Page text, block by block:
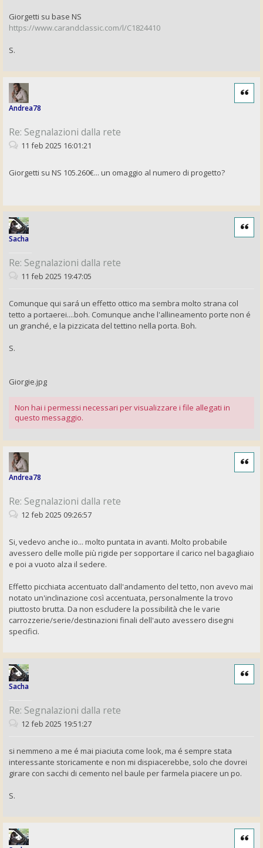
Giorgetti su base NS
https://www.carandclassic.com/l/C1824410
S.
Andrea78
Re: Segnalazioni dalla rete
Cita
11 feb 2025 16:01:21
Giorgetti su NS 105.260€... un omaggio al numero di progetto?
Sacha
Re: Segnalazioni dalla rete
Cita
11 feb 2025 19:47:05
Comunque qui sará un effetto ottico ma sembra molto strana col
tetto a portaerei....boh. Comunque anche l'allineamento porte non é
un granché, e la pizzicata del tettino nella porta. Boh.
S.
Giorgie.jpg
Non hai i permessi necessari per visualizzare i file allegati in
questo messaggio.
Andrea78
Re: Segnalazioni dalla rete
Cita
12 feb 2025 09:26:57
Si, vedevo anche io... molto puntata in avanti. Molto probabile
avessero delle molle più rigide per sopportare il carico nel bagagliaio
e poi a vuoto alza il sedere.
Effetto picchiata accentuato dall'andamento del tetto, non avevo mai
notato un'inclinazione così accentuata, personalmente la trovo
piuttosto brutta. Da non escludere la possibilità che le varie
carrozzerie/serie/destinazioni finali dell'auto avessero disegni
specifici.
Sacha
Re: Segnalazioni dalla rete
Cita
12 feb 2025 19:51:27
si nemmeno a me é mai piaciuta come look, ma é sempre stata
interessante storicamente e non mi dispiacerebbe, solo che dovrei
girare con sacchi di cemento nel baule per farmela piacere un po.
S.
Cita